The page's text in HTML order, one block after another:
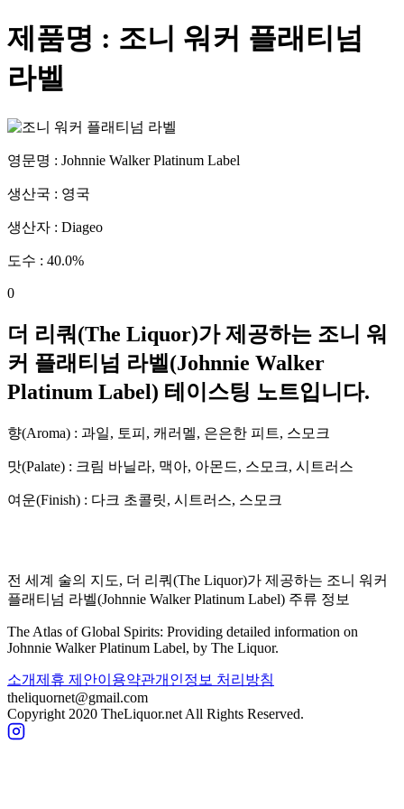
제품명 : 조니 워커 플래티넘
라벨
영문명 : Johnnie Walker Platinum Label
생산국 : 영국
생산자 : Diageo
도수 : 40.0%
0
더 리쿼(The Liquor)가 제공하는 조니 워
커 플래티넘 라벨(Johnnie Walker
Platinum Label) 테이스팅 노트입니다.
향(Aroma) : 과일, 토피, 캐러멜, 은은한 피트, 스모크
맛(Palate) : 크림 바닐라, 맥아, 아몬드, 스모크, 시트러스
여운(Finish) : 다크 초콜릿, 시트러스, 스모크
전 세계 술의 지도, 더 리쿼(The Liquor)가 제공하는 조니 워커
플래티넘 라벨(Johnnie Walker Platinum Label) 주류 정보
The Atlas of Global Spirits: Providing detailed information on
Johnnie Walker Platinum Label, by The Liquor.
소개제휴 제안이용약관개인정보 처리방침
theliquornet@gmail.com
Copyright 2020 TheLiquor.net All Rights Reserved.